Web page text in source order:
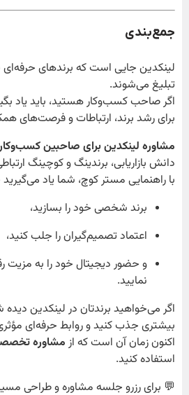
جمع‌بندی
لینکدین جایی است که برندهای
تبلیغ می‌شوند.
اگر صاحب کسب‌وکار هستید، باید یاد
برای رشد برند، ارتباطات و فرصت‌های
مشاوره لینکدین برای صاحبین
دانش بازاریابی، برندینگ و کوچینگ
با راهنمایی مستر کوچ، شما یاد
برند شخصی خود را بسازید،
اعتماد تصمیم‌گیران را جلب کنید،
و حضور دیجیتال خود را به مزیت
نمایید.
اگر می‌خواهید برندتان در لینکدین
بیشتری جذب کنید و روابط حرفه‌ای
اکنون زمان آن است که از مشاوره
استفاده کنید.
💬 برای رزرو جلسه مشاوره و طراحی